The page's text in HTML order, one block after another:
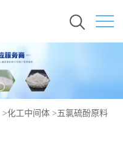
>化工中间体 >五氯硫酚原料